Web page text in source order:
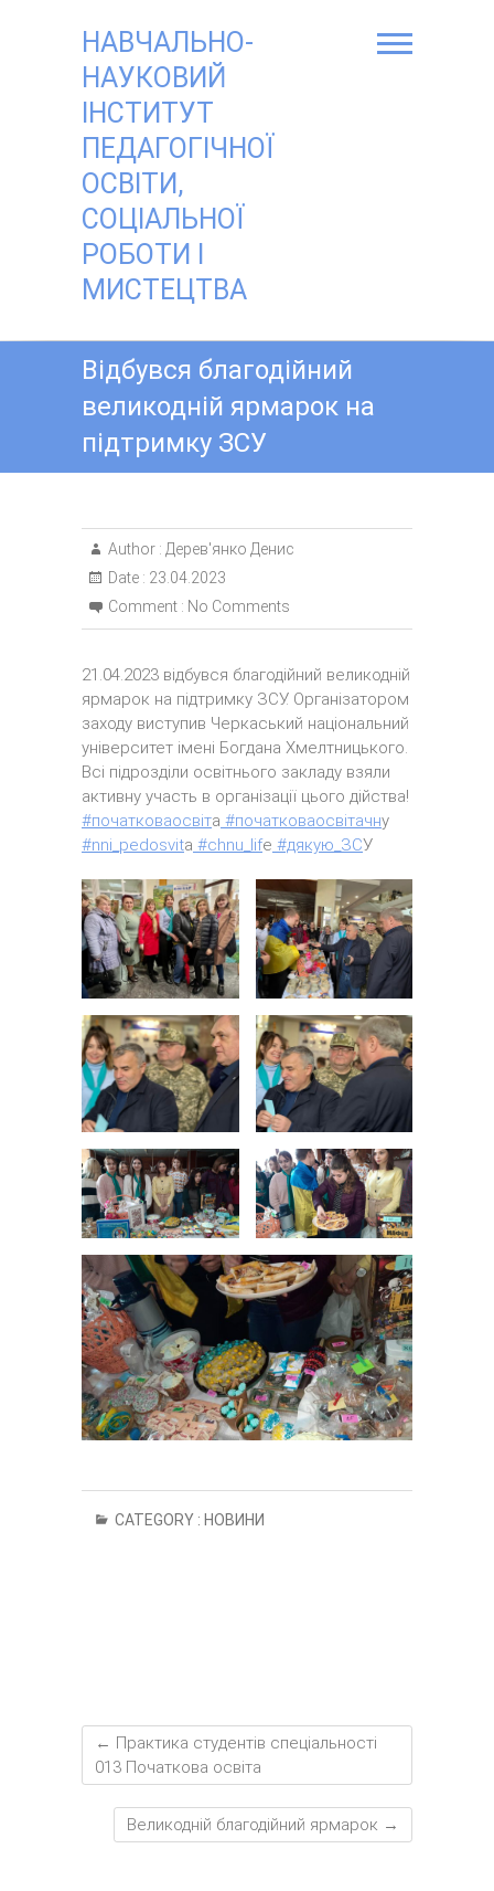
НАВЧАЛЬНО-
НАУКОВИЙ
ІНСТИТУТ
ПЕДАГОГІЧНОЇ
ОСВІТИ,
СОЦІАЛЬНОЇ
РОБОТИ І
МИСТЕЦТВА
Відбувся благодійний
великодній ярмарок на
підтримку ЗСУ
Author : Дерев'янко Денис
Date : 23.04.2023
Comment : No Comments
21.04.2023 відбувся благодійний великодній
ярмарок на підтримку ЗСУ. Організатором
заходу виступив Черкаський національний
університет імені Богдана Хмелтницького.
Всі підрозділи освітнього закладу взяли
активну участь в організації цього дійства!
#початковаосвіта #початковаосвітачну
#nni_pedosvita #chnu_life #дякую_ЗСУ
CATEGORY : НОВИНИ
← Практика студентів спеціальності
013 Початкова освіта
Великодній благодійний ярмарок →